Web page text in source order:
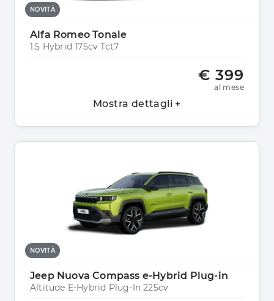
NOVITÀ
Alfa Romeo Tonale
1.5 Hybrid 175cv Tct7
€ 399
al mese
Mostra dettagli +
NOVITÀ
Jeep Nuova Compass e-Hybrid Plug-in
Altitude E-Hybrid Plug-In 225cv